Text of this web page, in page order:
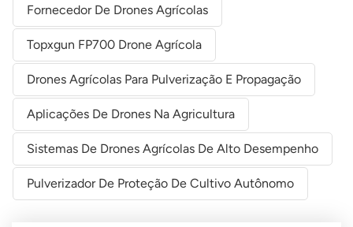
Fornecedor De Drones Agrícolas
Topxgun FP700 Drone Agrícola
Drones Agrícolas Para Pulverização E Propagação
Aplicações De Drones Na Agricultura
Sistemas De Drones Agrícolas De Alto Desempenho
Pulverizador De Proteção De Cultivo Autônomo